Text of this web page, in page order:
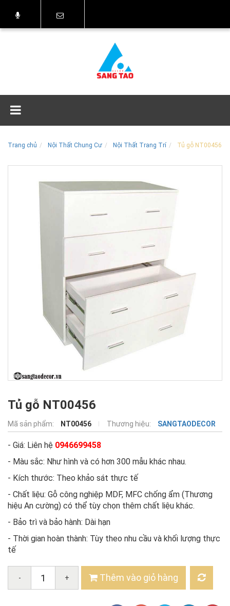
Trang chủ Nội Thất Chung Cư Nội Thất Trang Trí Tủ gỗ NT00456
Tủ gỗ NT00456
Mã sản phẩm: NT00456 Thương hiệu: SANGTAODECOR
- Giá: Liên hệ 0946699458
- Màu sắc: Như hình và có hơn 300 mẫu khác nhau.
- Kích thước: Theo khảo sát thực tế
- Chất liệu: Gỗ công nghiệp MDF, MFC chống ẩm (Thương
hiệu An cường) có thể tùy chọn thêm chất liệu khác.
- Bảo trì và bảo hành: Dài hạn
- Thời gian hoàn thành: Tùy theo nhu cầu và khối lượng thực
tế
- + Thêm vào giỏ hàng